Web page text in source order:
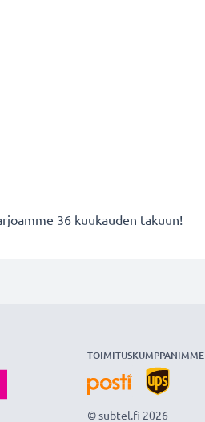
36 kuukauden takuun!
TOIMITUSKUMPPANIMME
© subtel.fi 2026